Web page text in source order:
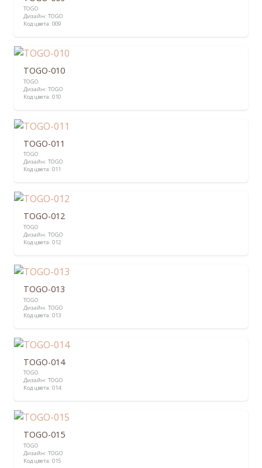
TOGO
Дизайн: TOGO
Код цвета: 009
TOGO-010
TOGO
Дизайн: TOGO
Код цвета: 010
TOGO-011
TOGO
Дизайн: TOGO
Код цвета: 011
TOGO-012
TOGO
Дизайн: TOGO
Код цвета: 012
TOGO-013
TOGO
Дизайн: TOGO
Код цвета: 013
TOGO-014
TOGO
Дизайн: TOGO
Код цвета: 014
TOGO-015
TOGO
Дизайн: TOGO
Код цвета: 015